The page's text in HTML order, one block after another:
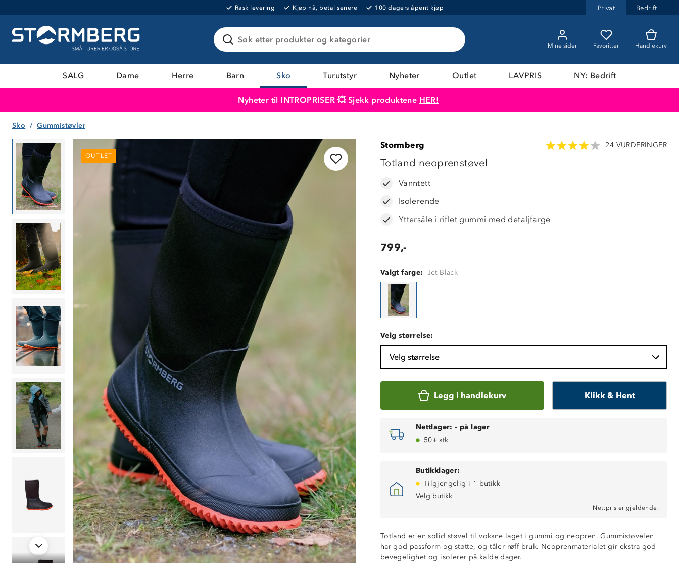
Rask levering Kjøp nå, betal senere 100 dagers åpent kjøp Privat Bedrift
Søk etter produkter og kategorier
Mine sider Favoritter Handlekurv
SALG Dame Herre Barn Sko Turutstyr Nyheter Outlet LAVPRIS NY: Bedrift
Nyheter til INTROPRISER 💥 Sjekk produktene HER!
Sko Gummistøvler
OUTLET
OUTLET
Stormberg 24 VURDERINGER
Totland neoprenstøvel
Vanntett
Isolerende
Yttersåle i riflet gummi med detaljfarge
799,-
Valgt farge: Jet Black
Velg størrelse:
Velg størrelse
Legg i handlekurv Klikk & Hent
Nettlager: - på lager
50+ stk
Butikklager:
Tilgjengelig i 1 butikk
Velg butikk
Nettpris er gjeldende.
Totland er en solid støvel til voksne laget i gummi og neopren. Gummistøvelen
har god passform og støtte, og tåler røff bruk. Neoprenmaterialet gir ekstra god
bevegelighet og isolerer på kalde dager.
Yttersåle i riflet gummi med detaljfarge
EVA-mellomsåle i polyester
Innside og skaft: neopren